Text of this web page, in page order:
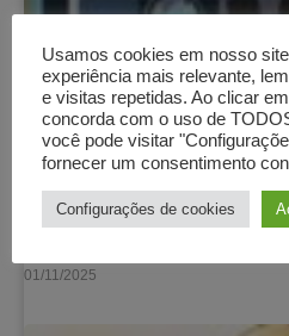
1985, 40 anos
01/11/2025
Usamos cookies em nosso
experiência mais relevante,
e visitas repetidas. Ao clicar
concorda com o uso de
você pode visitar
fornecer um consentimento
Configurações de cookies